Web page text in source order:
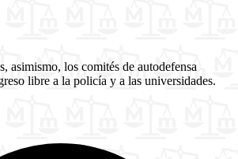
asimismo, los comités de autodefensa
libre a la policía y a las universidades.